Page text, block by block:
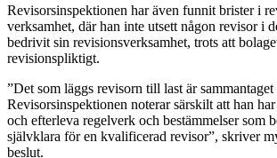
Revisorsinspektionen har även funnit brister i
verksamhet, där han inte utsett någon revisor i
bedrivit sin revisionsverksamhet, trots att
revisionspliktigt.
”Det som läggs revisorn till last är
Revisorsinspektionen noterar särskilt att han
och efterleva regelverk och bestämmelser som
självklara för en kvalificerad revisor”, skriver
beslut.